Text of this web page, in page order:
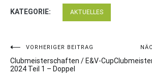
KATEGORIE: AKTUELLES
Beitragsnavigation
VORHERIGER BEITRAG
Clubmeisterschaften / E&V-Cup
2024 Teil 1 – Doppel